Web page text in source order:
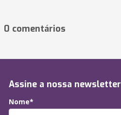
0 comentários
Assine a nossa newsletter
Nome*